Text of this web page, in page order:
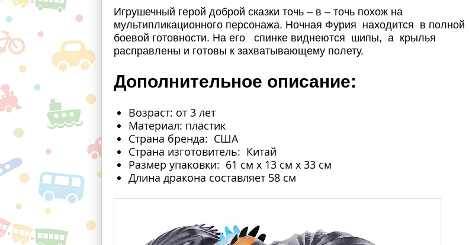
Игрушечный герой доброй сказки точь – в – точь похож на
мультипликационного персонажа. Ночная Фурия находится в полной
боевой готовности. На его спинке виднеются шипы, а крылья
расправлены и готовы к захватывающему полету.
Дополнительное описание:
Возраст: от 3 лет
Материал: пластик
Страна бренда: США
Страна изготовитель: Китай
Размер упаковки: 61 см х 13 см х 33 см
Длина дракона составляет 58 см